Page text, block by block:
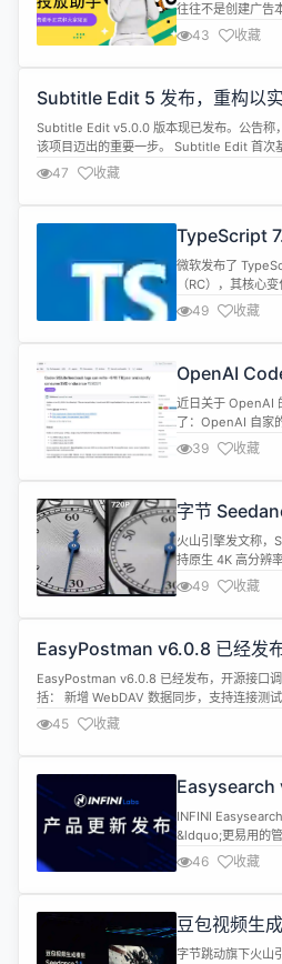
往往不是创建广告
化工作。从制定出
的市场和受众，每
力。 近日，多渠
个部署于多流量源
在...
43 收藏
Subtitle Edit 5 发布，重构以
Subtitle Edit v5.0.0 版本现已发布。公告称
该项目迈出的重要一步。 Subtitle Edit 首次
原生支持 Windows、macOS 和 Linux 系统
需单独安装.NET。在 macOS 和 Linux 系统
（mpv/ffmpe...
47 收藏
TypeScript
Go 重写，类
微软发布了
（RC），其核心
本身被完整地用
比 TypeScript 6.0
印象深刻的数字，
一，也是
49 收藏
OpenAI
Bug，静默
寿命
近日关于 OpenAI
了：OpenAI 自家
「烧硬盘」级别
以每秒约 5MB 的
据，按此速率计算
部写入寿命。 这
39 收藏
字节
出
火山引擎发文称，
持原生 4K 高分辨
接口。 面向专业
产场景。原生 4K
及色彩表现力方面
示场景。同时还能
效率。 且...
49 收藏
EasyPostman v6.0.8 已经发
测工具
EasyPostman v6.0.8 已经发布，开源接口
括： 新增 WebDAV 数据同步，支持连接测
复，方便跨设备备份和迁移数据。 优化设置
段布局、提示换行和 WebDAV 同步反馈。
新、插件更新、Toast 提示的展示更统一、
45 收藏
Easysearch
升级，稳定
INFINI
&ldquo;更易用的
可靠的运行表现
与管道管理、
一致性，以及
Agen...
46 收藏
豆包视频生
亮相，预计
字节跳动旗下火山